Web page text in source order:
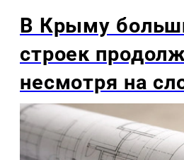
В Крыму
строек
несмотря на